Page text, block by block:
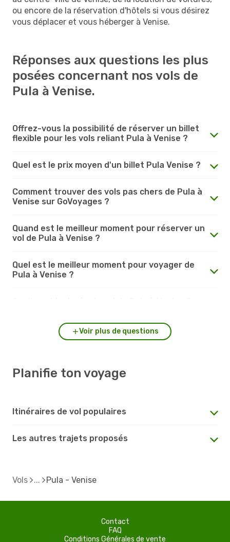
ou encore de la réservation d'hôtels si vous désirez
vous déplacer et vous héberger à Venise.
Réponses aux questions les plus
posées concernant nos vols de
Pula à Venise.
Offrez-vous la possibilité de réserver un billet
flexible pour les vols reliant Pula à Venise ?
Quel est le prix moyen d'un billet Pula Venise ?
Comment trouver des vols pas chers de Pula à
Venise sur GoVoyages ?
Quand est le meilleur moment pour réserver un
vol de Pula à Venise ?
Quel est le meilleur moment pour voyager de
Pula à Venise ?
Voir plus de questions
Planifie ton voyage
Itinéraires de vol populaires
Les autres trajets proposés
Vols Pula - Venise
Contact
FAQ
Conditions Générales de vente